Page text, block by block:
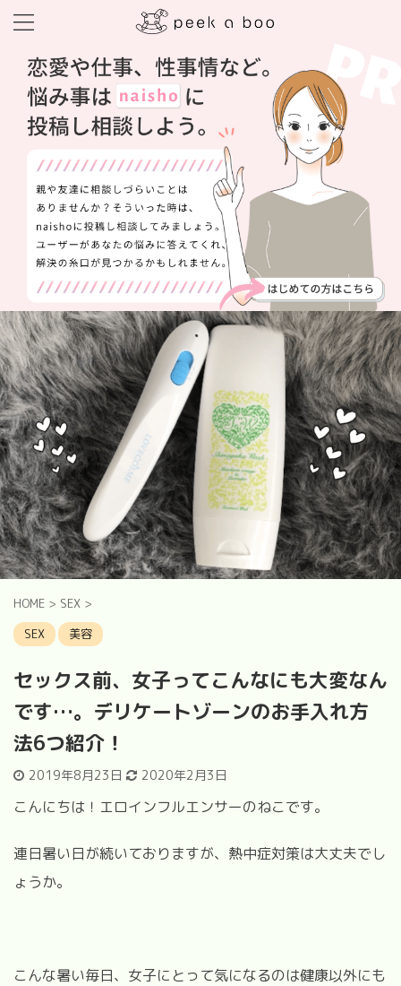
HOME > SEX >
SEX
美容
セックス前、女子ってこんなにも大変なん
です…。デリケートゾーンのお手入れ方
法6つ紹介！
2019年8月23日 2020年2月3日
こんにちは！エロインフルエンサーのねこです。
連日暑い日が続いておりますが、熱中症対策は大丈夫でし
ょうか。
こんな暑い毎日、女子にとって気になるのは健康以外にも